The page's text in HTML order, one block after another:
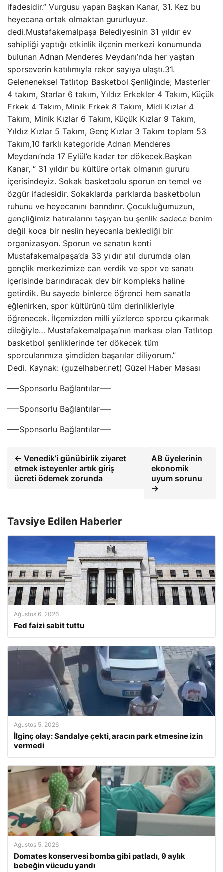
ifadesidir.’’ Vurgusu yapan Başkan Kanar, 31. Kez bu
heyecana ortak olmaktan gururluyuz.
dedi.Mustafakemalpaşa Belediyesinin 31 yıldır ev
sahipliği yaptığı etkinlik ilçenin merkezi konumunda
bulunan Adnan Menderes Meydanı’nda her yaştan
sporseverin katılımıyla rekor sayıya ulaştı.31.
Geleneneksel Tatlıtop Basketbol Şenliğinde; Masterler
4 takım, Starlar 6 takım, Yıldız Erkekler 4 Takım, Küçük
Erkek 4 Takım, Minik Erkek 8 Takım, Midi Kızlar 4
Takım, Minik Kızlar 6 Takım, Küçük Kızlar 9 Takım,
Yıldız Kızlar 5 Takım, Genç Kızlar 3 Takım toplam 53
Takım,10 farklı kategoride Adnan Menderes
Meydanı’nda 17 Eylül’e kadar ter dökecek.Başkan
Kanar, ‘’ 31 yıldır bu kültüre ortak olmanın gururu
içerisindeyiz. Sokak basketbolu sporun en temel ve
özgür ifadesidir. Sokaklarda parklarda basketbolun
ruhunu ve heyecanını barındırır. Çocukluğumuzun,
gençliğimiz hatıralarını taşıyan bu şenlik sadece benim
değil koca bir neslin heyecanla beklediği bir
organizasyon. Sporun ve sanatın kenti
Mustafakemalpaşa’da 33 yıldır atıl durumda olan
gençlik merkezimize can verdik ve spor ve sanatı
içerisinde barındıracak dev bir kompleks haline
getirdik. Bu sayede binlerce öğrenci hem sanatla
eğlenirken, spor kültürünü tüm derinlikleriyle
öğrenecek. İlçemizden milli yüzlerce sporcu çıkarmak
dileğiyle… Mustafakemalpaşa’nın markası olan Tatlıtop
basketbol şenliklerinde ter dökecek tüm
sporcularımıza şimdiden başarılar diliyorum.”
Dedi. Kaynak: (guzelhaber.net) Güzel Haber Masası
—–Sponsorlu Bağlantılar—–
—–Sponsorlu Bağlantılar—–
—–Sponsorlu Bağlantılar—–
← Venedik’i günübirlik ziyaret
etmek isteyenler artık giriş
ücreti ödemek zorunda
AB üyelerinin
ekonomik
uyum sorunu
→
Tavsiye Edilen Haberler
Ağustos 6, 2026
Fed faizi sabit tuttu
Ağustos 5, 2026
İlginç olay: Sandalye çekti, aracın park etmesine izin
vermedi
Ağustos 5, 2026
Domates konservesi bomba gibi patladı, 9 aylık
bebeğin vücudu yandı